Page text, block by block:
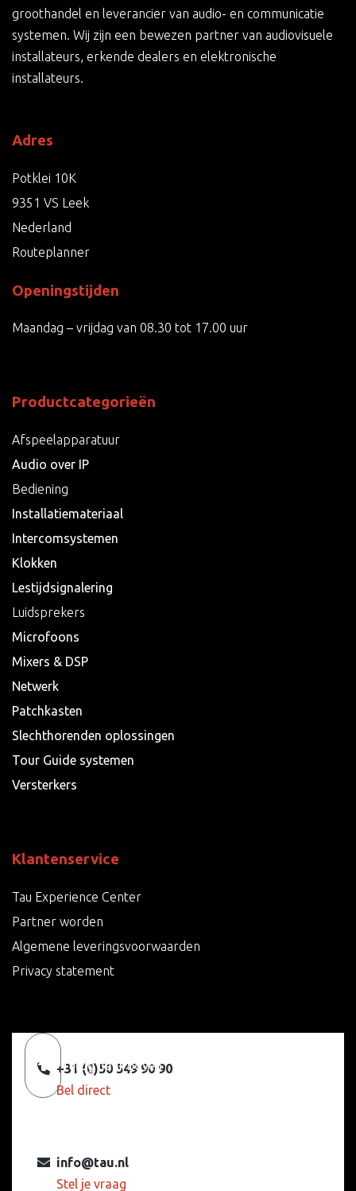
groothandel en leverancier van audio- en communicatie
systemen. Wij zijn een bewezen partner van audiovisuele
installateurs, erkende dealers en elektronische
installateurs.
Adres
Potklei 10K
9351 VS Leek
Nederland
Routeplanner
Openingstijden
Maandag – vrijdag van 08.30 tot 17.00 uur
Productcategorieën
Afspeelapparatuur
Audio over IP
Bediening
Installatiemateriaal
Intercomsystemen
Klokken
Lestijdsignalering
Luidsprekers
Microfoons
Mixers & DSP
Netwerk
Patchkasten
Slechthorenden oplossingen
Tour Guide systemen
Versterkers
Klantenservice
Tau Experience Center
Partner worden
Algemene leveringsvoorwaarden
Privacy statement
Terug naar boven
+31 (0)50 549 90 90
Bel direct
info@tau.nl
Stel je vraag